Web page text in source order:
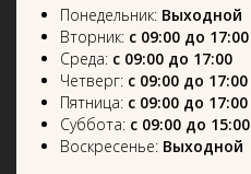
Понедельник: Выходной
Вторник: с 09:00 до 17:00
Среда: с 09:00 до 17:00
Четверг: с 09:00 до 17:00
Пятница: с 09:00 до 17:00
Суббота: с 09:00 до 15:00
Воскресенье: Выходной